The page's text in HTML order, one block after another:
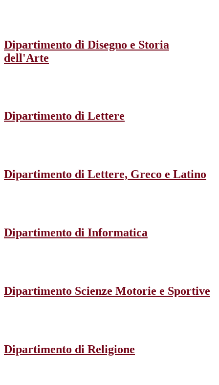
Dipartimento di Disegno e Storia
dell'Arte
Dipartimento di Lettere
Dipartimento di Lettere, Greco e Latino
Dipartimento di Informatica
Dipartimento Scienze Motorie e Sportive
Dipartimento di Religione